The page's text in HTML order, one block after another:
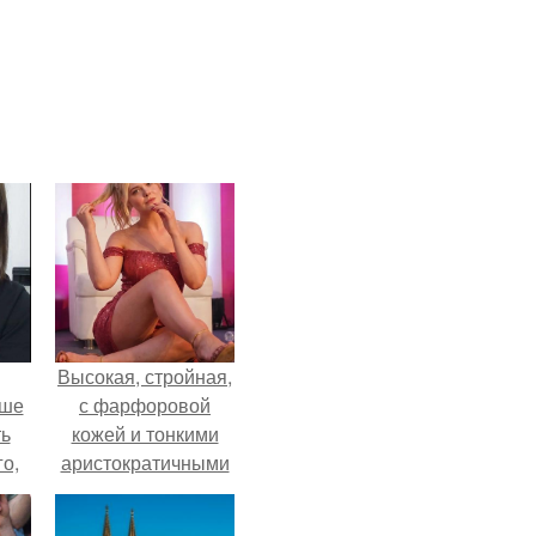
Высокая, стройная,
с фарфоровой
кожей и тонкими
аристократичными
чертами, эль
выглядит так, будто